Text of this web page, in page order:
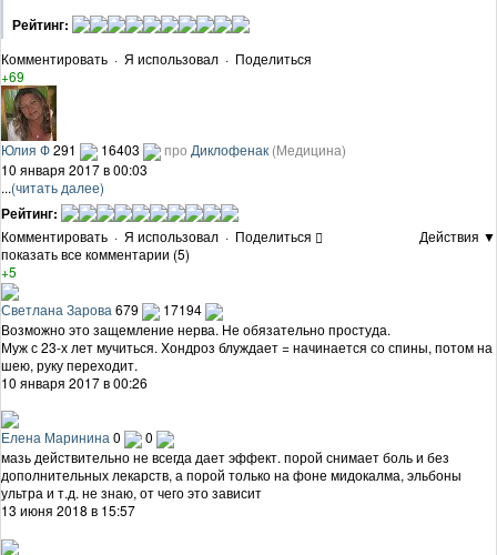
Рейтинг:
Комментировать · Я использовал · Поделиться
+69
Юлия Ф291 16403 про Диклофенак (Медицина)
10 января 2017 в 00:03
...(читать далее)
Рейтинг:
Комментировать · Я использовал · Поделиться
Действия ▼
показать все комментарии (5)
+5
Светлана Зарова 679
17194
Возможно это защемление нерва. Не обязательно простуда.
Муж с 23-х лет мучиться. Хондроз блуждает = начинается со спины, потом на
шею, руку переходит.
10 января 2017 в 00:26
Елена Маринина0
0
мазь действительно не всегда дает эффект. порой снимает боль и без
дополнительных лекарств, а порой только на фоне мидокалма, эльбоны
ультра и т.д. не знаю, от чего это зависит
13 июня 2018 в 15:57